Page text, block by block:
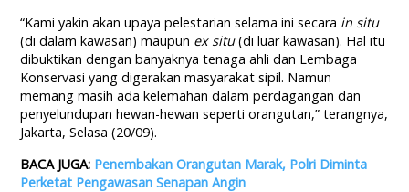
“Kami yakin akan upaya pelestarian selama ini secara in situ
(di dalam kawasan) maupun ex situ(di luar kawasan). Hal itu
dibuktikan dengan banyaknya tenaga ahli dan Lembaga
Konservasi yang digerakan masyarakat sipil. Namun
memang masih ada kelemahan dalam perdagangan dan
penyelundupan hewan-hewan seperti orangutan,” terangnya,
Jakarta, Selasa (20/09).
BACA JUGA: Penembakan Orangutan Marak, Polri Diminta
Perketat Pengawasan Senapan Angin